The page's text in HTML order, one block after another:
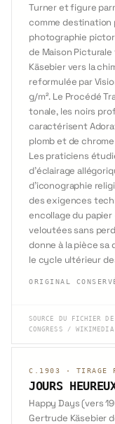
Turner et figure
comme destination
photographie
de Maison
Käsebier vers la
reformulée par
g/m². Le Procédé
tonale, les noirs
caractérisent
plomb et de
Les praticiens
d'éclairage
d'iconographie
des exigences
encollage du
veloutées sans
donne à la pièce
le cycle ultérieur
ORIGINAL
SOURCE DU FICHIER DE
CONGRESS /
C.1903 · TIRAGE
JOURS
Happy Days (vers
Gertrude Käsebier